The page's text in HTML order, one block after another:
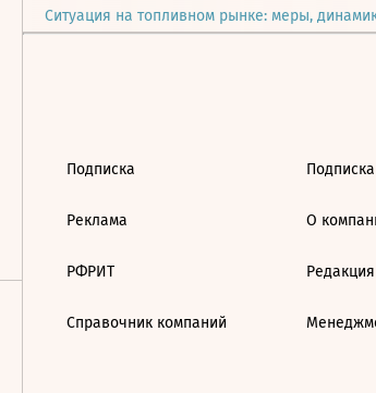
Ситуация на топливном рынке: меры,
Подписка
Реклама
РФРИТ
Справочник компаний
О
Редакция